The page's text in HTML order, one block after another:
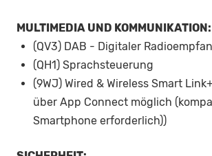
MULTIMEDIA UND KOMMUNIKATION:
(QV3) DAB - Digitaler
(QH1) Sprachsteuerung
(9WJ) Wired & Wireless Smart
über App Connect möglich
Smartphone erforderlich))